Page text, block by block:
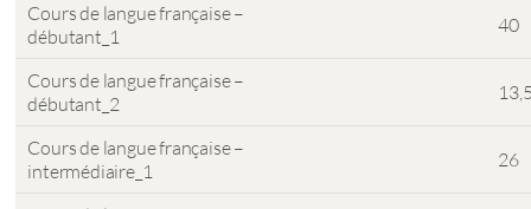
Cours de langue française –
débutant_1
40
Cours de langue française –
débutant_2
Cours de langue française –
intermédiaire_1
26